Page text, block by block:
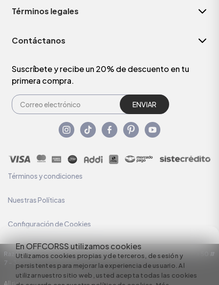
En OFFCORSS utilizamos cookies
Utilizamos cookies propias y de terceros, de sesión y
persistentes para mejorar la experiencia de usuario. Al
utilizar nuestro sitio web, usted acepta todas las cookies
Términos legales
Contáctanos
Suscríbete y recibe un 20% de descuento en tu
primera compra.
ENVIAR
Términos y condiciones
Nuestras Políticas
Configuración de Cookies
Razón Social: C.I HERMECO S.A. NIT: 890924167-6 Dirección: Carrera 50 #
7 – 35
All rights reserved empowered by